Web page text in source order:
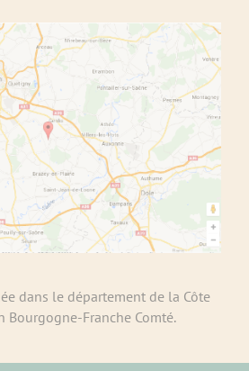
dans le département de la Côte
Bourgogne-Franche Comté.